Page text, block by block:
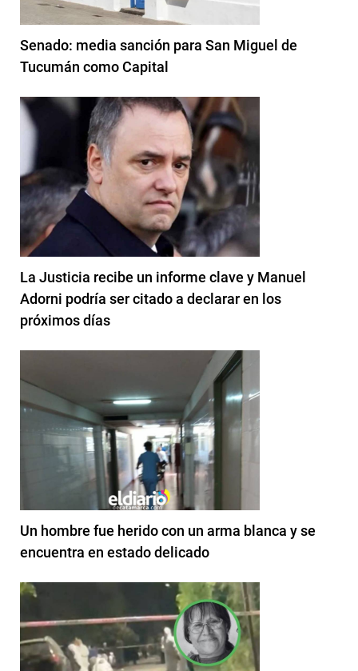
Senado: media sanción para San Miguel de
Tucumán como Capital
La Justicia recibe un informe clave y Manuel
Adorni podría ser citado a declarar en los
próximos días
Un hombre fue herido con un arma blanca y se
encuentra en estado delicado